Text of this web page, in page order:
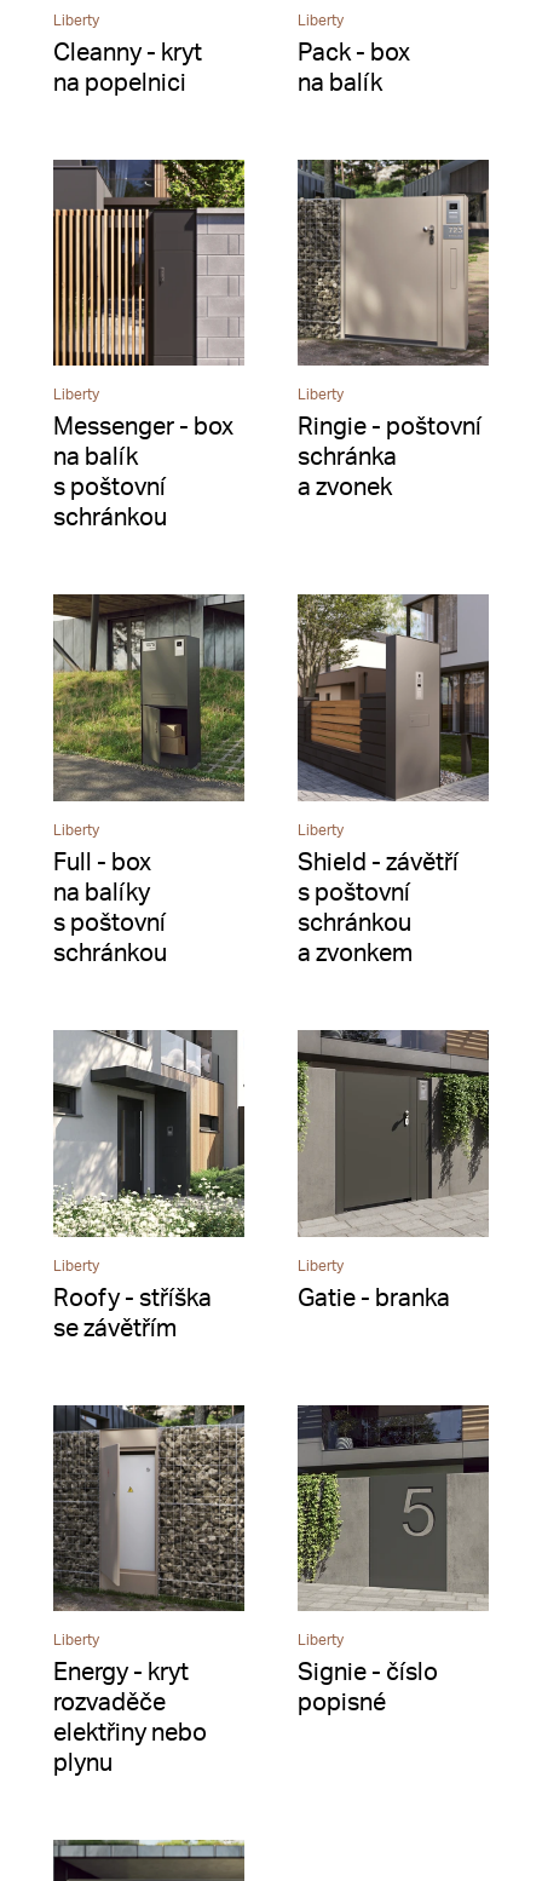
Liberty
Cleanny - kryt
na popelnici
Liberty
Pack - box
na balík
Liberty
Messenger - box
na balík
s poštovní
schránkou
Liberty
Ringie - poštovní
schránka
a zvonek
Liberty
Full - box
na balíky
s poštovní
schránkou
Liberty
Shield - závětří
s poštovní
schránkou
a zvonkem
Liberty
Roofy - stříška
se závětřím
Liberty
Gatie - branka
Liberty
Energy - kryt
rozvaděče
elektřiny nebo
plynu
Liberty
Signie - číslo
popisné